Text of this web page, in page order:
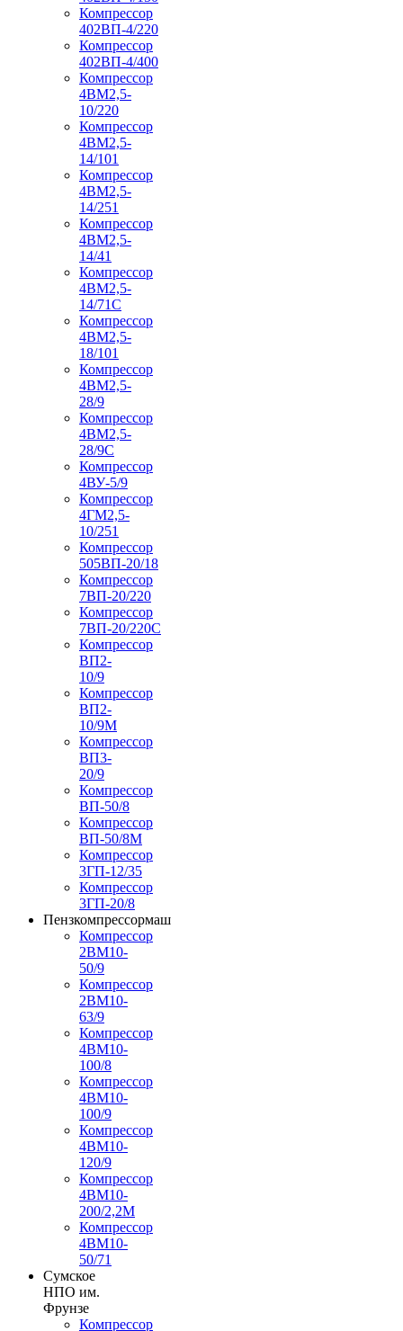
Компрессор
402ВП-4/220
Компрессор
402ВП-4/400
Компрессор
4ВМ2,5-
10/220
Компрессор
4ВМ2,5-
14/101
Компрессор
4ВМ2,5-
14/251
Компрессор
4ВМ2,5-
14/41
Компрессор
4ВМ2,5-
14/71C
Компрессор
4ВМ2,5-
18/101
Компрессор
4ВМ2,5-
28/9
Компрессор
4ВМ2,5-
28/9С
Компрессор
4ВУ-5/9
Компрессор
4ГМ2,5-
10/251
Компрессор
505ВП-20/18
Компрессор
7ВП-20/220
Компрессор
7ВП-20/220С
Компрессор
ВП2-
10/9
Компрессор
ВП2-
10/9М
Компрессор
ВП3-
20/9
Компрессор
ВП-50/8
Компрессор
ВП-50/8М
Компрессор
3ГП-12/35
Компрессор
3ГП-20/8
Пензкомпрессормаш
Компрессор
2ВМ10-
50/9
Компрессор
2ВМ10-
63/9
Компрессор
4ВМ10-
100/8
Компрессор
4ВМ10-
100/9
Компрессор
4ВМ10-
120/9
Компрессор
4ВМ10-
200/2,2М
Компрессор
4ВМ10-
50/71
Сумское
НПО им.
Фрунзе
Компрессор